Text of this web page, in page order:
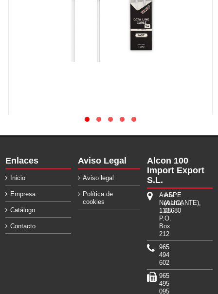
Enlaces
Inicio
Empresa
Catálogo
Contacto
Aviso Legal
Aviso legal
Política de
cookies
Alcon 100
Import Export
S.L.
Avda.
Navarra,
133.
P.O.
Box
212
ASPE
(ALICANTE),
03680
965
494
602
965
495
095